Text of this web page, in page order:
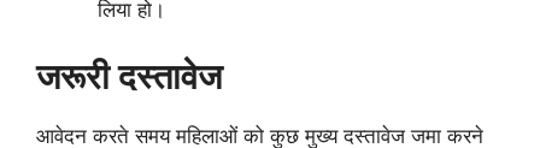
लिया हो।
जरूरी दस्तावेज
आवेदन करते समय महिलाओं को कुछ मुख्य दस्तावेज जमा करने